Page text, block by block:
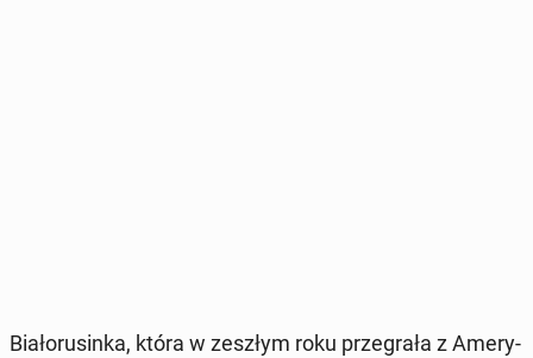
Bia­ło­ru­sin­ka, która w zeszłym roku prze­gra­ła z Ame­ry­